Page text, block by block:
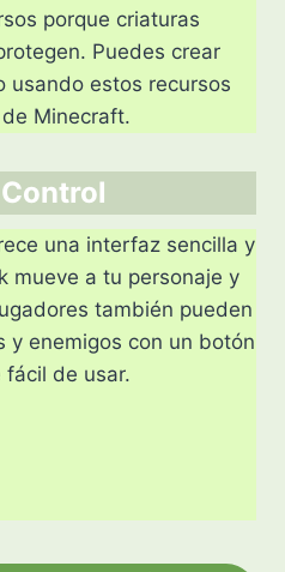
porque criaturas
Puedes crear
usando estos recursos
Minecraft.
una interfaz sencilla y
mueve a tu personaje y
también pueden
y enemigos con un botón
fácil de usar.